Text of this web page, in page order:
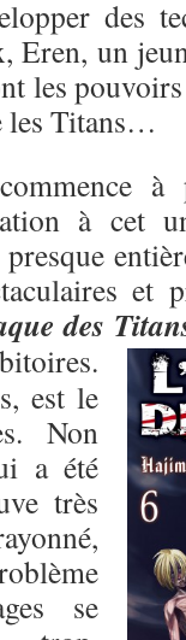
des
Eren, un
les
les Titans…
à
à cet
et
des
est le
Non
a été
très
se